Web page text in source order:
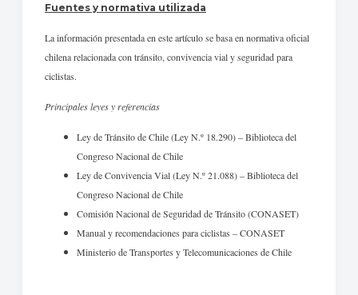
Fuentes y normativa utilizada
La información presentada en este artículo se basa en normativa oficial
chilena relacionada con tránsito, convivencia vial y seguridad para
ciclistas.
Principales leyes y referencias
Ley de Tránsito de Chile (Ley N.º 18.290) – Biblioteca del
Congreso Nacional de Chile
Ley de Convivencia Vial (Ley N.º 21.088) – Biblioteca del
Congreso Nacional de Chile
Comisión Nacional de Seguridad de Tránsito (CONASET)
Manual y recomendaciones para ciclistas – CONASET
Ministerio de Transportes y Telecomunicaciones de Chile